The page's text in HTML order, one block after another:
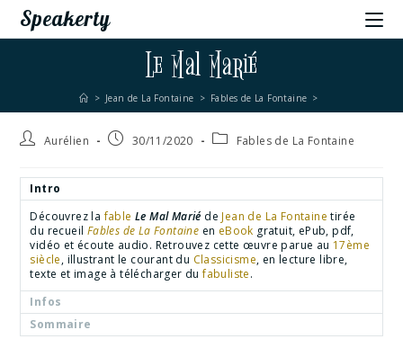
Speakerty
Le Mal Marié
> Jean de La Fontaine > Fables de La Fontaine >
Aurélien 30/11/2020 Fables de La Fontaine
Intro
Découvrez lafable Le Mal Marié deJean de La Fontaine tirée
du recueil Fables de La Fontaine en eBook gratuit, ePub, pdf,
vidéo et écoute audio. Retrouvez cette œuvre parue au 17ème
siècle, illustrant le courant du Classicisme, en lecture libre,
texte et image à télécharger dufabuliste.
Infos
Sommaire